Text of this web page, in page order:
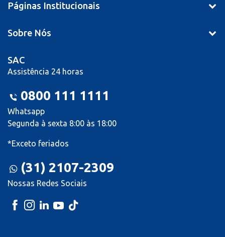
Páginas Institucionais
Sobre Nós
SAC
Assistência 24 horas
0800 111 1111
Whatsapp
Segunda à sexta 8:00 às 18:00
*Exceto feriados
(31) 2107-2309
Nossas Redes Sociais